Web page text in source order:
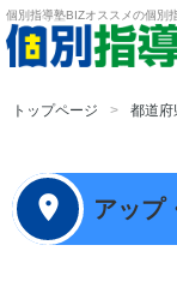
個別指導塾BIZオススメの個別
トップページ 都道府
アップ